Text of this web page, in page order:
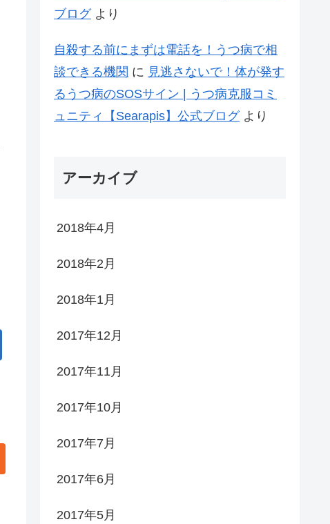
ブログより
自殺する前にまずは電話を！うつ病で相
談できる機関 に 見逃さないで！体が発す
るうつ病のSOSサイン | うつ病克服コミ
ュニティ【Searapis】公式ブログより
アーカイブ
2018年4月
2018年2月
2018年1月
2017年12月
2017年11月
2017年10月
2017年7月
2017年6月
2017年5月